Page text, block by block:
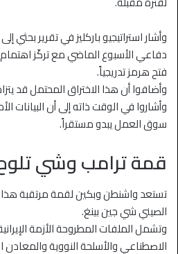
وأشار استراتيجيو باركليز في تقرير
دفاعي الأسبوع الماضي مع تركّز
فتح هرمز تدريجياً.
وأضافوا أن هذا الاختراق المحتمل قد
وأشاروا في الوقت ذاته إلى أن البيانات
سوق العمل يبدو مستقراً.
قمة ترامب وشي
تستعد واشنطن وبكين لقمة مرتقبة هذا
الصيني شي جين بينغ.
وتشمل الملفات المطروحة الأزمة
الاصطناعي والأسلحة النووية والمعادن